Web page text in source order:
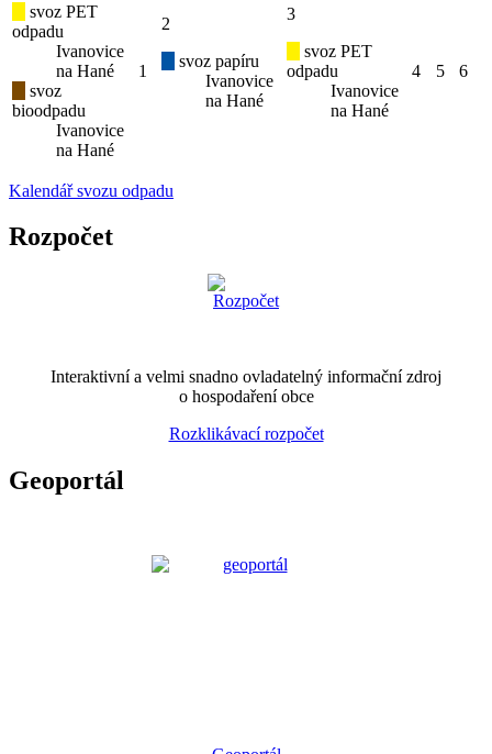
svoz PET
odpadu
Ivanovice
na Hané
svoz
bioodpadu
Ivanovice
na Hané
1
2
svoz papíru
Ivanovice
na Hané
3
svoz PET
odpadu
Ivanovice
na Hané
4 5 6
Kalendář svozu odpadu
Rozpočet
Interaktivní a velmi snadno ovladatelný informační zdroj
o hospodaření obce
Rozklikávací rozpočet
Geoportál